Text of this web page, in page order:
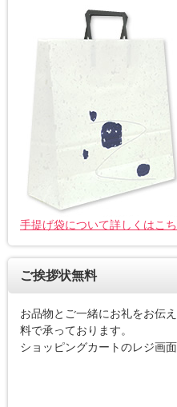
手提げ袋について詳しくはこ
ご挨拶状無料
お品物とご一緒にお礼をお伝
料で承っております。
ショッピングカートのレジ画